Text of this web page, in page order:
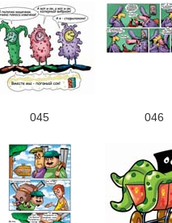
045 046